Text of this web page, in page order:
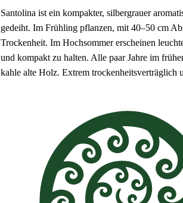
Santolina ist ein kompakter, silbergrauer
gedeiht. Im Frühling pflanzen, mit 40–50 cm
Trockenheit. Im Hochsommer erscheinen
und kompakt zu halten. Alle paar Jahre im
kahle alte Holz. Extrem trockenheitsverträglich